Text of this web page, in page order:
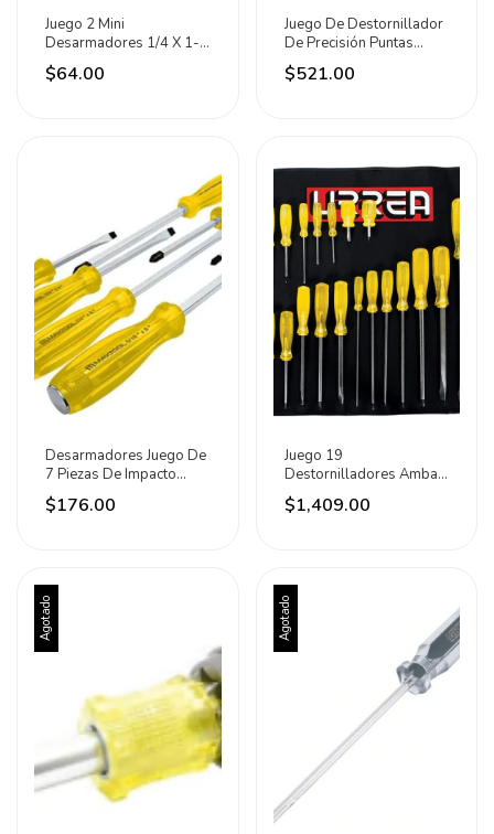
Juego 2 Mini
Desarmadores 1/4 X 1-
1/2 PuLG Marca Santul
$64.00
Juego De Destornillador
De Precisión Puntas
Intercambiables
$521.00
Desarmadores Juego De
7 Piezas De Impacto
Acero Maxtool
$176.00
Juego 19
Destornilladores Ambar
Combinado Urrea
$1,409.00
Agotado Agotado